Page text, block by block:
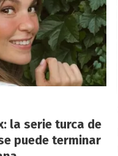
la serie turca de
puede terminar